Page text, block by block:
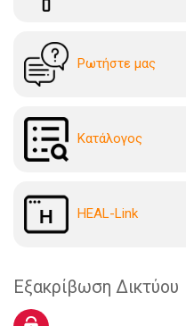
Ρωτήστε μας
Kατάλογoς
HEAL-Link
Εξακρίβωση Δικτύου